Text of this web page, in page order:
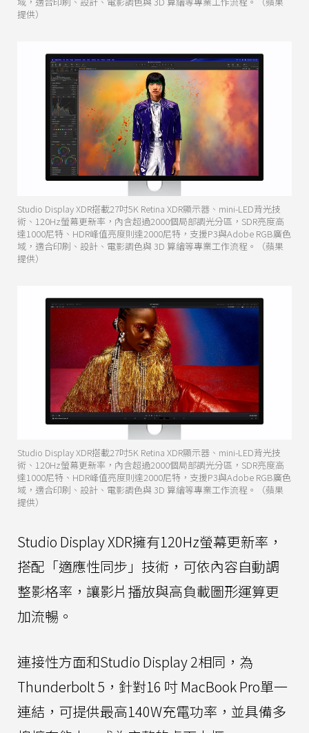
提供）
Studio Display XDR搭載27吋5K Retina XDR顯示器、mini-LED背光技
術、120Hz螢幕更新率，內含超過2000個局部調光分區，SDR亮度高
達1000尼特、HDR峰值亮度則達2000尼特，支援P3與Adobe RGB廣色
域，適合印刷、設計、電影調色與 3D 算繪等專業工作流程。（蘋果
提供）
Studio Display XDR搭載27吋5K Retina XDR顯示器、mini-LED背光技
術、120Hz螢幕更新率，內含超過2000個局部調光分區，SDR亮度高
達1000尼特、HDR峰值亮度則達2000尼特，支援P3與Adobe RGB廣色
域，適合印刷、設計、電影調色與 3D 算繪等專業工作流程。（蘋果
提供）
Studio Display XDR擁有120Hz螢幕更新率，
搭配「適應性同步」技術，可依內容自動調
整影格率，讓影片播放與高負載圖形運算更
加流暢。
連接性方面和Studio Display 2相同，為
Thunderbolt 5，針對16 吋 MacBook Pro單一
連結，可提供最高140W充電功率，並具備多